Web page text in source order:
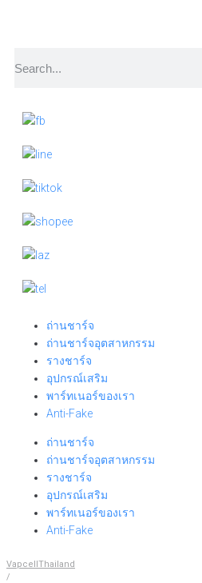
ถ่านชาร์จ
ถ่านชาร์จอุตสาหกรรม
รางชาร์จ
อุปกรณ์เสริม
พาร์ทเนอร์ของเรา
Anti-Fake
ถ่านชาร์จ
ถ่านชาร์จอุตสาหกรรม
รางชาร์จ
อุปกรณ์เสริม
พาร์ทเนอร์ของเรา
Anti-Fake
VapcellThailand
/